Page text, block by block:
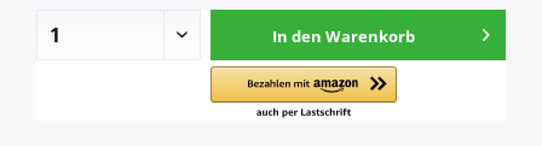
In den Warenkorb